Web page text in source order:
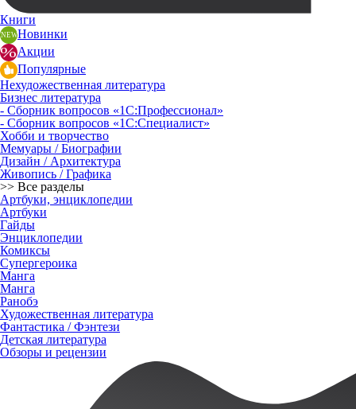
Книги
Новинки
Акции
Популярные
Нехудожественная литература
Бизнес литература
- Сборник вопросов «1С:Профессионал»
- Сборник вопросов «1С:Специалист»
Хобби и творчество
Мемуары / Биографии
Дизайн / Архитектура
Живопись / Графика
>> Все разделы
Артбуки, энциклопедии
Артбуки
Гайды
Энциклопедии
Комиксы
Супергероика
Манга
Манга
Ранобэ
Художественная литература
Фантастика / Фэнтези
Детская литература
Обзоры и рецензии